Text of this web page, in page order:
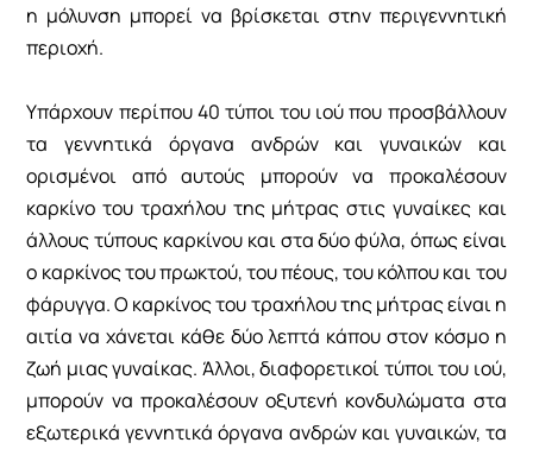
η μόλυνση μπορεί να βρίσκεται στην περιγεννητική
περιοχή.
Υπάρχουν περίπου 40 τύποι του ιού που προσβάλλουν
τα γεννητικά όργανα ανδρών και γυναικών και
ορισμένοι από αυτούς μπορούν να προκαλέσουν
καρκίνο του τραχήλου της μήτρας στις γυναίκες και
άλλους τύπους καρκίνου και στα δύο φύλα, όπως είναι
ο καρκίνος του πρωκτού, του πέους, του κόλπου και του
φάρυγγα. Ο καρκίνος του τραχήλου της μήτρας είναι η
αιτία να χάνεται κάθε δύο λεπτά κάπου στον κόσμο η
ζωή μιας γυναίκας. Άλλοι, διαφορετικοί τύποι του ιού,
μπορούν να προκαλέσουν οξυτενή κονδυλώματα στα
εξωτερικά γεννητικά όργανα ανδρών και γυναικών, τα